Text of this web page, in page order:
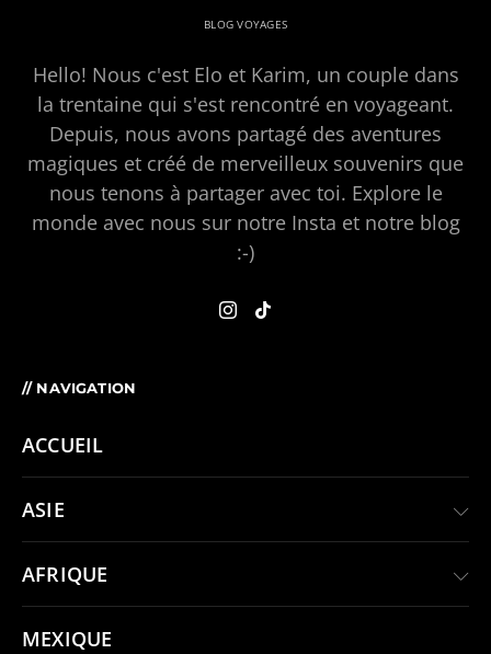
BLOG VOYAGES
Hello! Nous c'est Elo et Karim, un couple dans
la trentaine qui s'est rencontré en voyageant.
Depuis, nous avons partagé des aventures
magiques et créé de merveilleux souvenirs que
nous tenons à partager avec toi. Explore le
monde avec nous sur notre Insta et notre blog
:-)
// NAVIGATION
ACCUEIL
ASIE
AFRIQUE
MEXIQUE